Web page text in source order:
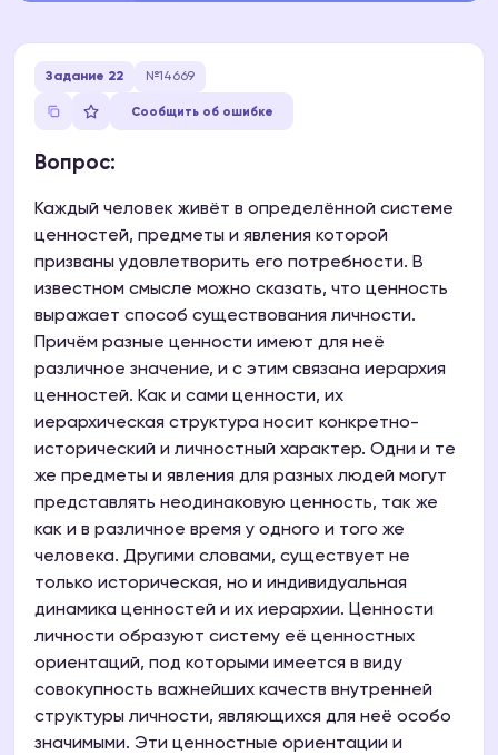
Задание 22 №14669
Сообщить об ошибке
Вопрос:
Каждый человек живёт в определённой системе
ценностей, предметы и явления которой
призваны удовлетворить его потребности. В
известном смысле можно сказать, что ценность
выражает способ существования личности.
Причём разные ценности имеют для неё
различное значение, и с этим связана иерархия
ценностей. Как и сами ценности, их
иерархическая структура носит конкретно-
исторический и личностный характер. Одни и те
же предметы и явления для разных людей могут
представлять неодинаковую ценность, так же
как и в различное время у одного и того же
человека. Другими словами, существует не
только историческая, но и индивидуальная
динамика ценностей и их иерархии. Ценности
личности образуют систему её ценностных
ориентаций, под которыми имеется в виду
совокупность важнейших качеств внутренней
структуры личности, являющихся для неё особо
значимыми. Эти ценностные ориентации и